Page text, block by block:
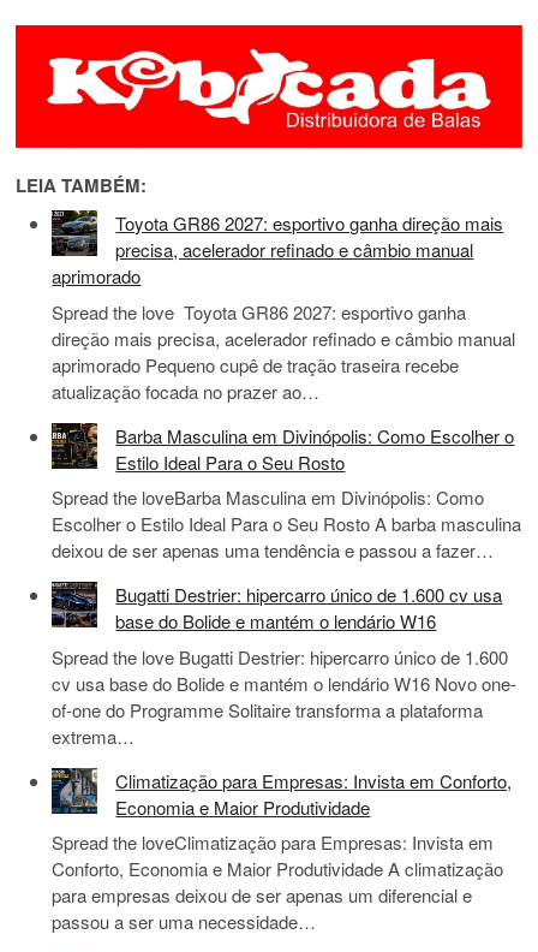
LEIA TAMBÉM:
Toyota GR86 2027: esportivo ganha direção mais
precisa, acelerador refinado e câmbio manual
aprimorado
Spread the love Toyota GR86 2027: esportivo ganha
direção mais precisa, acelerador refinado e câmbio manual
aprimorado Pequeno cupê de tração traseira recebe
atualização focada no prazer ao…
Barba Masculina em Divinópolis: Como Escolher o
Estilo Ideal Para o Seu Rosto
Spread the loveBarba Masculina em Divinópolis: Como
Escolher o Estilo Ideal Para o Seu Rosto A barba masculina
deixou de ser apenas uma tendência e passou a fazer…
Bugatti Destrier: hipercarro único de 1.600 cv usa
base do Bolide e mantém o lendário W16
Spread the love Bugatti Destrier: hipercarro único de 1.600
cv usa base do Bolide e mantém o lendário W16 Novo one-
of-one do Programme Solitaire transforma a plataforma
extrema…
Climatização para Empresas: Invista em Conforto,
Economia e Maior Produtividade
Spread the loveClimatização para Empresas: Invista em
Conforto, Economia e Maior Produtividade A climatização
para empresas deixou de ser apenas um diferencial e
passou a ser uma necessidade…